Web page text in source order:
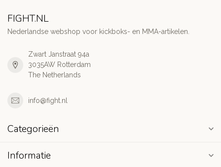
FIGHT.NL
Nederlandse webshop voor kickboks- en MMA-artikelen.
Zwart Janstraat 94a
3035AW Rotterdam
The Netherlands
info@fight.nl
Categorieën
Informatie